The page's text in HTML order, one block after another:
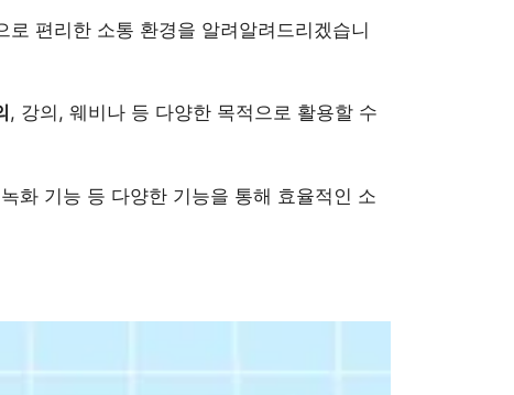
편리한 소통 환경을 알려알려드리겠습니
, 강의, 웨비나 등 다양한 목적으로 활용할 수
화 기능 등 다양한 기능을 통해 효율적인 소